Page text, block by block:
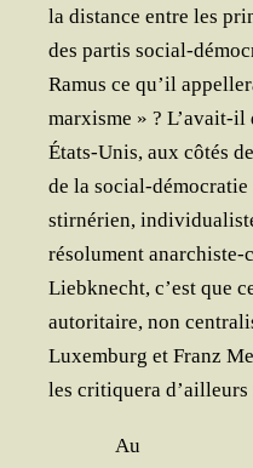
la dis­tance entre les
des par­tis social-
Ramus ce qu’il
mar­xisme » ? L’avait-il
États-Unis, aux côtés
de la social-
stir­né­rien,
réso­lu­ment anar­chiste-
Liebk­necht, c’est que
auto­ri­taire, non
Luxem­burg et Franz
les cri­ti­que­ra
Au